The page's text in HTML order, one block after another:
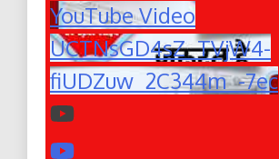
YouTube Video
UCTNsGD4sZ_TVjW4-
fiUDZuw_2C344m_-7ec